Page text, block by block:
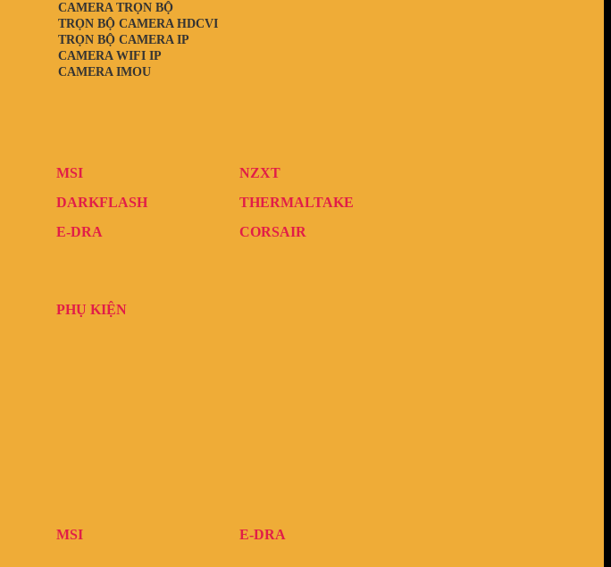
CAMERA WIFI IP
CAMERA IMOU
CAMERA TRỌN BỘ
TRỌN BỘ CAMERA IP
TRỌN BỘ CAMERA HDCVI
MSI
NZXT
DARKFLASH
THERMALTAKE
E-DRA CORSAIR
PHỤ KIỆN
MSI
E-DRA